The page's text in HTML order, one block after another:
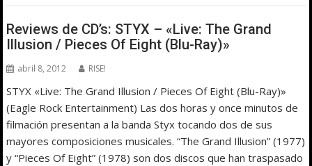
Reviews de CD’s: STYX – «Live: The Grand
Illusion / Pieces Of Eight (Blu-Ray)»
abril 8, 2012 RISE!
STYX «Live: The Grand Illusion / Pieces Of Eight (Blu-Ray)»
(Eagle Rock Entertainment) Las dos horas y once minutos de
filmación presentan a la banda Styx tocando dos de sus
mayores composiciones musicales. “The Grand Illusion” (1977)
y “Pieces Of Eight” (1978) son dos discos que han traspasado